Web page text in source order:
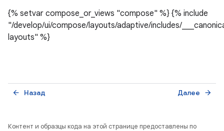
{% setvar compose_or_views "compose" %} {% include
"/develop/ui/compose/layouts/adaptive/includes/
layouts" %}
Назад
arrow_back Далее arrow_forward
Контент и образцы кода на этой странице предоставлены по